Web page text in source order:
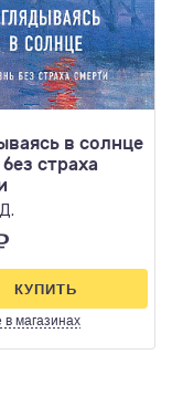
в солнце
страха
в магазинах
КУПИТЬ